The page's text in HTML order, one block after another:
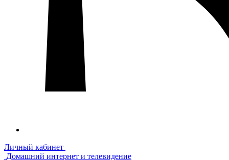
Личный кабинет
Домашний интернет и телевидение